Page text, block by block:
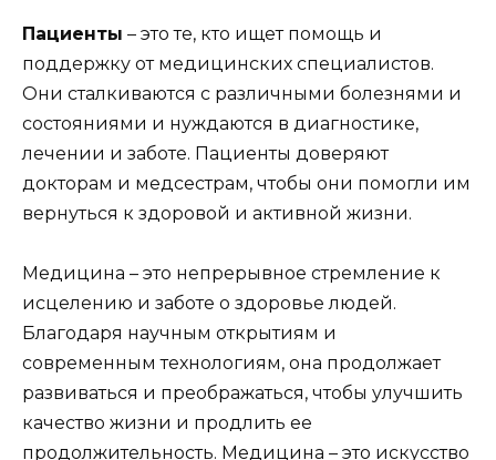
Пациенты – это те, кто ищет помощь и
поддержку от медицинских специалистов.
Они сталкиваются с различными болезнями и
состояниями и нуждаются в диагностике,
лечении и заботе. Пациенты доверяют
докторам и медсестрам, чтобы они помогли им
вернуться к здоровой и активной жизни.
Медицина – это непрерывное стремление к
исцелению и заботе о здоровье людей.
Благодаря научным открытиям и
современным технологиям, она продолжает
развиваться и преображаться, чтобы улучшить
качество жизни и продлить ее
продолжительность. Медицина – это искусство